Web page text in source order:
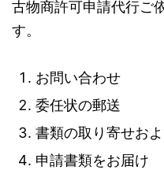
古物商許可申請代行ご
す。
お問い合わせ
委任状の郵送
書類の取り寄せお
申請書類をお届け